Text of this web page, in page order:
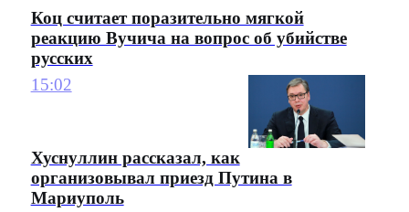
Коц считает поразительно мягкой
реакцию Вучича на вопрос об убийстве
русских
15:02
Хуснуллин рассказал, как
организовывал приезд Путина в
Мариуполь